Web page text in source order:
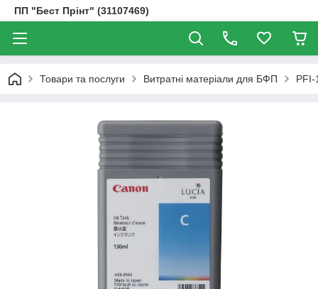
ПП "Бест Прінт" (31107469)
Товари та послуги Витратні матеріали для БФП PFI-